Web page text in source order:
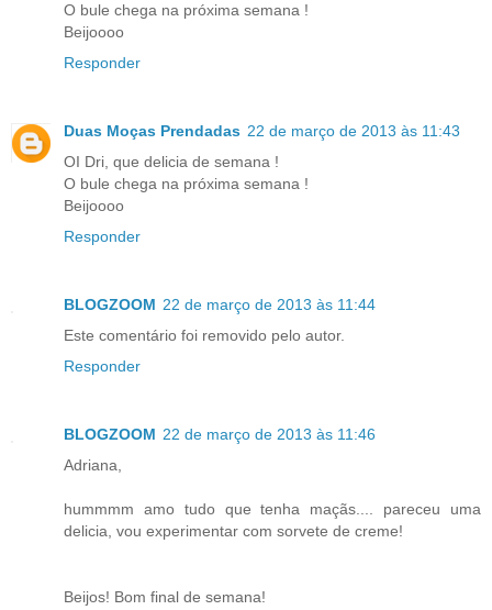
O bule chega na próxima semana !
Beijoooo
Responder
Duas Moças Prendadas 22 de março de 2013 às 11:43
OI Dri, que delicia de semana !
O bule chega na próxima semana !
Beijoooo
Responder
BLOGZOOM 22 de março de 2013 às 11:44
Este comentário foi removido pelo autor.
Responder
BLOGZOOM 22 de março de 2013 às 11:46
Adriana,
hummmm amo tudo que tenha maçãs.... pareceu uma
delicia, vou experimentar com sorvete de creme!
Beijos! Bom final de semana!